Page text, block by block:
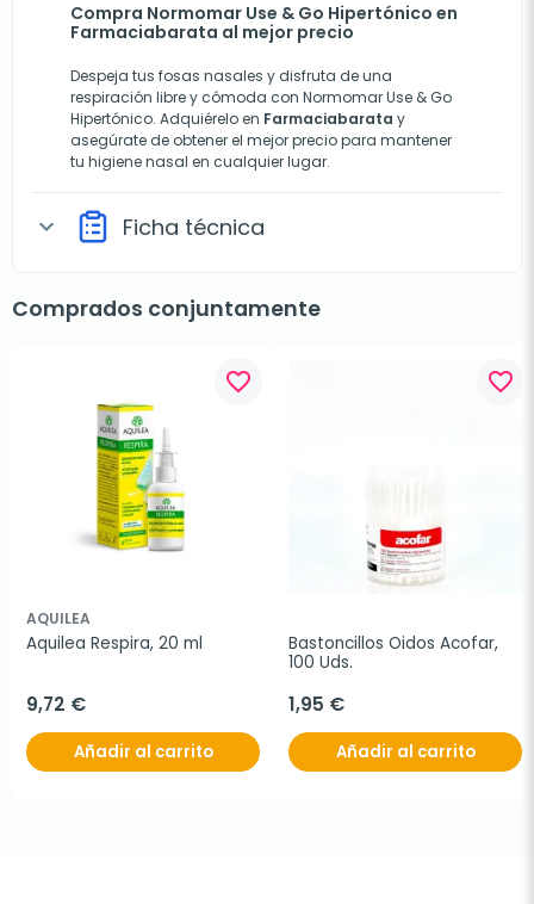
Compra Normomar Use & Go Hipertónico en
Farmaciabarata al mejor precio
Despeja tus fosas nasales y disfruta de una
respiración libre y cómoda con Normomar Use & Go
Hipertónico. Adquiérelo en Farmaciabarata y
asegúrate de obtener el mejor precio para mantener
tu higiene nasal en cualquier lugar.
expand_more Ficha técnica
Comprados conjuntamente
favorite_border
AQUILEA
Aquilea Respira, 20 ml
9,72 €
Añadir al carrito
favorite_border
Bastoncillos Oidos Acofar,
100 Uds.
1,95 €
Añadir al carrito